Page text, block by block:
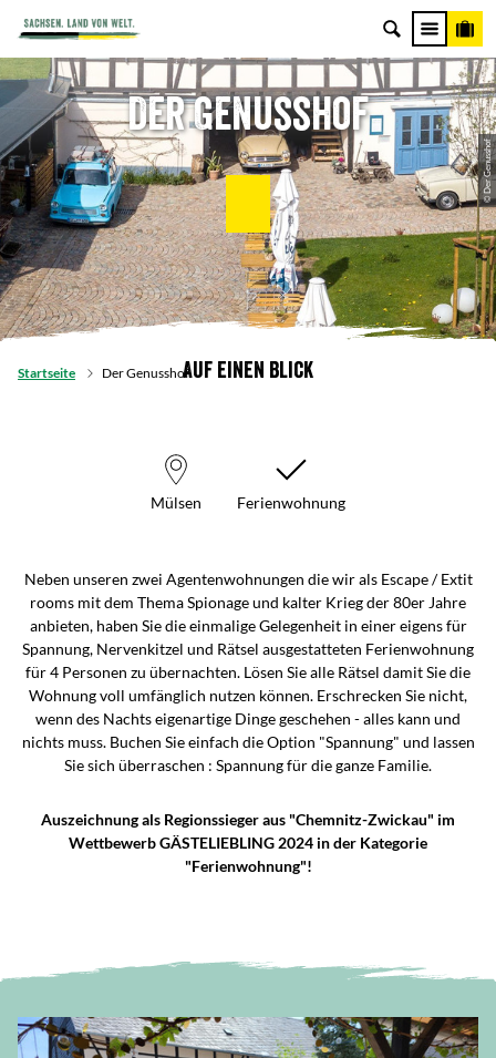
© Der Genusshof
Der Genusshof
Startseite Der GenusshofAuf einen Blick
Mülsen Ferienwohnung
Neben unseren zwei Agentenwohnungen die wir als Escape / Extit
rooms mit dem Thema Spionage und kalter Krieg der 80er Jahre
anbieten, haben Sie die einmalige Gelegenheit in einer eigens für
Spannung, Nervenkitzel und Rätsel ausgestatteten Ferienwohnung
für 4 Personen zu übernachten. Lösen Sie alle Rätsel damit Sie die
Wohnung voll umfänglich nutzen können. Erschrecken Sie nicht,
wenn des Nachts eigenartige Dinge geschehen - alles kann und
nichts muss. Buchen Sie einfach die Option "Spannung" und lassen
Sie sich überraschen : Spannung für die ganze Familie.
Auszeichnung als Regionssieger aus "Chemnitz-Zwickau" im
Wettbewerb GÄSTELIEBLING 2024 in der Kategorie
"Ferienwohnung"!